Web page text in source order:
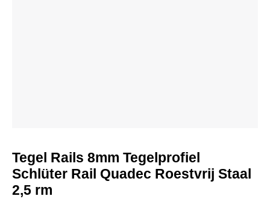
Tegel Rails 8mm Tegelprofiel
Schlüter Rail Quadec Roestvrij Staal
2,5 rm